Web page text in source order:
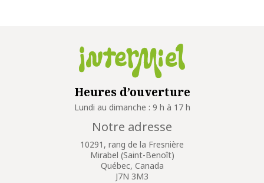
Heures d’ouverture
Lundi au dimanche : 9 h à 17 h
Notre adresse
10291, rang de la Fresnière
Mirabel (Saint-Benoît)
Québec, Canada
J7N 3M3